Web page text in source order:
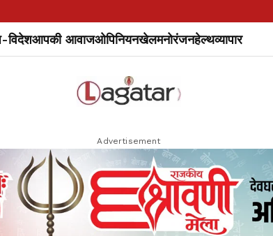
विदेशआपकी आवाजओपिनियनखेलमनोरंजनहेल्थव्यापार
Advertisement